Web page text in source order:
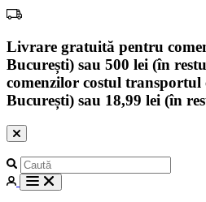
Livrare gratuită pentru
București) sau 500 lei (în
comenzilor costul transportul
București) sau 18,99 lei (în